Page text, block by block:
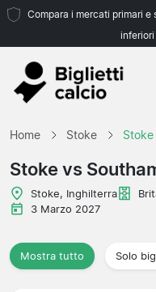
Compara i mercati primari e
Home Stoke
Stoke vs
Stoke, Inghilterra
3 Marzo 2027
Mostra tutto Solo